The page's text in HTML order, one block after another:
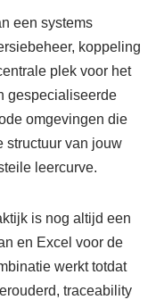
een systems
koppeling
plek voor het
gespecialiseerde
omgevingen die
structuur van jouw
leercurve.
is nog altijd een
en Excel voor de
werkt totdat
traceability